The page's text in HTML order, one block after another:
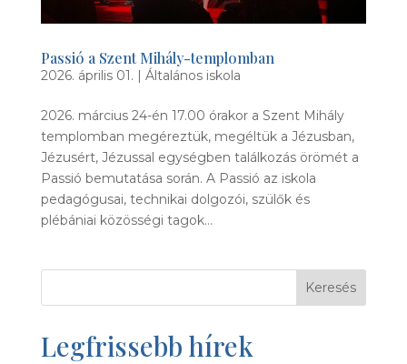
Passió a Szent Mihály-templomban
2026. április 01. | Általános iskola
2026. március 24-én 17.00 órakor a Szent Mihály
templomban megéreztük, megéltük a Jézusban,
Jézusért, Jézussal egységben találkozás örömét a
Passió bemutatása során. A Passió az iskola
pedagógusai, technikai dolgozói, szülők és
plébániai közösségi tagok...
Keresés
Legfrissebb hírek